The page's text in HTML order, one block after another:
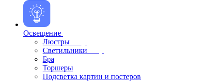
Освещение
Люстры
Светильники
Бра
Торшеры
Подсветка картин и постеров